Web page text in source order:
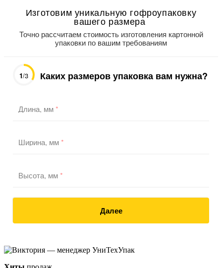
Изготовим уникальную гофроупаковку
вашего размера
Точно рассчитаем стоимость изготовления картонной
упаковки по вашим требованиям
1/3 Каких размеров упаковка вам нужна?
Длина, мм*
Ширина, мм*
Высота, мм*
Далее